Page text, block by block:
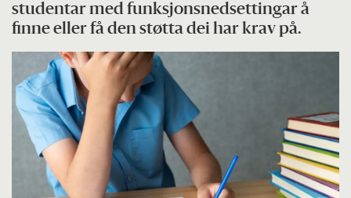
studentar med funksjonsnedsettingar å
finne eller få den støtta dei har krav på.